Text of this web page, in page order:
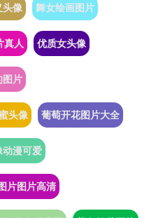
头像 舞女绘画图片
真人 优质女头像
图片
头像 葡萄开花图片大全
漫可爱
片图片高清